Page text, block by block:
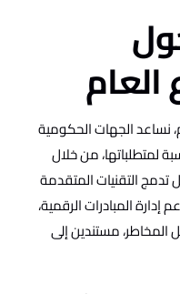
نساعد الجهات الحكومية
لمتطلباتها، من خلال
تدمج التقنيات المتقدمة
المبادرات الرقمية،
المخاطر، مستندين إلى